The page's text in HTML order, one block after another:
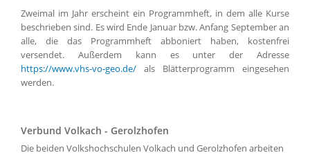
Zweimal im Jahr erscheint ein Programmheft, in dem alle Kurse
beschrieben sind. Es wird Ende Januar bzw. Anfang September an
alle, die das Programmheft abboniert haben, kostenfrei
versendet. Außerdem kann es unter der Adresse
https://www.vhs-vo-geo.de/ als Blätterprogramm eingesehen
werden.
Verbund Volkach - Gerolzhofen
Die beiden Volkshochschulen Volkach und Gerolzhofen arbeiten